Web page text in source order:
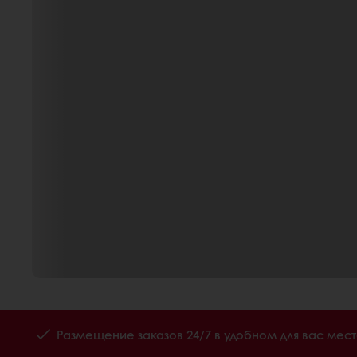
Размещение заказов 24/7 в удобном для вас